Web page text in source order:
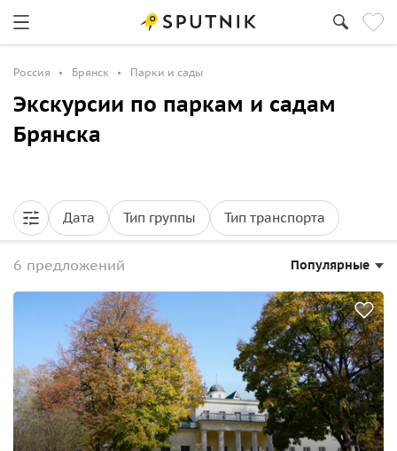
Россия Брянск Парки и сады
Экскурсии по паркам и садам
Брянска
Дата Тип группы Тип транспорта
6 предложений Популярные